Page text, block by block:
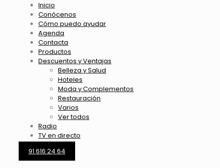
Inicio
Conócenos
Cómo puedo ayudar
Agenda
Contacta
Productos
Descuentos y Ventajas
Belleza y Salud
Hoteles
Moda y Complementos
Restauración
Varios
Ver todos
Radio
TV en directo
91 616 24 64